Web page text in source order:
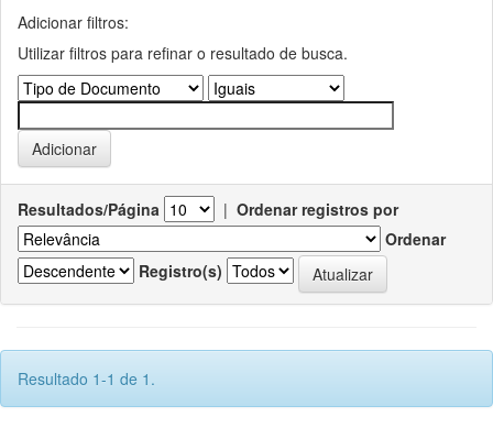
Adicionar filtros:
Utilizar filtros para refinar o resultado de busca.
Resultados/Página | Ordenar registros por
Ordenar
Registro(s)
Resultado 1-1 de 1.